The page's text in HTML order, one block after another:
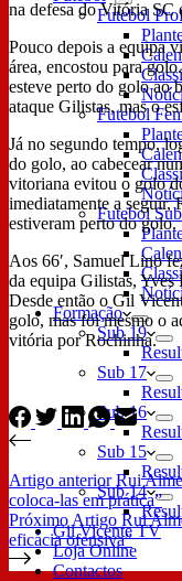
Futebol
Futebol
Futebol
Formação
Sub 19
Sub 17
Sub 16
Sub 15
Sub 14
Gil Vicente TV
Loja Online
Contactos
na defesa do Vitória SC
Pouco depois a equipa
área, encostou para
esteve perto do golo ao
ataque Gilistas, mas o
Já no segundo tempo,
do golo, ao cabecear
vitoriana evitou o golo
imediatamente a seguir,
estiveram perto do golo.
Aos 66′, Samuel Lino
da equipa Gilistas, Yves
Desde então o Gil
golo, mas foi mesmo o
vitória por Rochinha.
Artigo anteriorRui
coloca-las em prática”
Próximo Artigo Rui
eficácia ofensiva”